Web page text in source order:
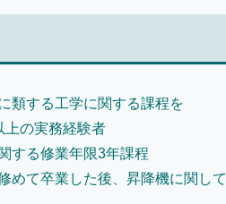
類する工学に関する課程を
上の実務経験者
する修業年限3年課程
めて卒業した後、昇降機に関して